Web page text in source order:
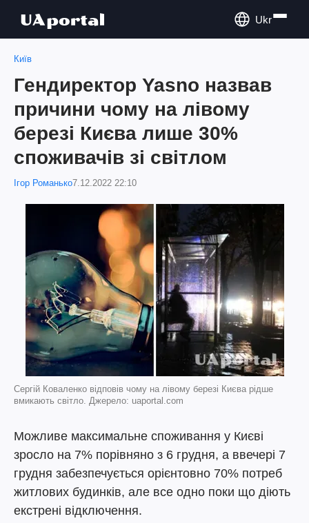
Ukr
Київ
Гендиректор Yasno назвав
причини чому на лівому
березі Києва лише 30%
споживачів зі світлом
Ігор Романько7.12.2022 22:10
Сергій Коваленко відповів чому на лівому березі Києва рідше
вмикають світло. Джерело: uaportal.com
Можливе максимальне споживання у Києві
зросло на 7% порівняно з 6 грудня, а ввечері 7
грудня забезпечується орієнтовно 70% потреб
житлових будинків, але все одно поки що діють
екстрені відключення.